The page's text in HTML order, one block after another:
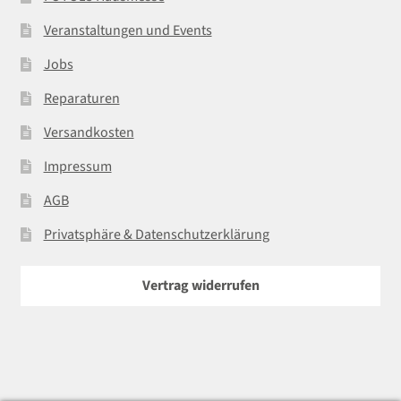
Veranstaltungen und Events
Jobs
Reparaturen
Versandkosten
Impressum
AGB
Privatsphäre & Datenschutzerklärung
Vertrag widerrufen